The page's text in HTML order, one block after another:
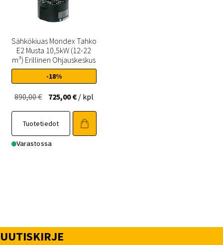
Sähkökiuas Mondex Tahko
E2 Musta 10,5kW (12-22
m³) Erillinen Ohjauskeskus
-18%
890,00€ Alkuperäinen
oli:
890,00 €.
725,00€Nykyinen
on:
725,00 €.
/ kpl
Tuotetiedot
Varastossa
UUTISKIRJE